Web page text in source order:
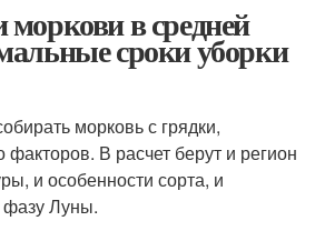
в средней
сроки уборки
морковь с грядки,
факторов. В расчет берут и регион
и особенности сорта, и
фазу Луны.